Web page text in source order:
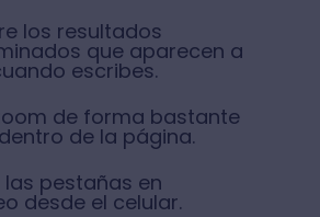
los resultados
que aparecen a
escribes.
de forma bastante
de la página.
las pestañas en
desde el celular.